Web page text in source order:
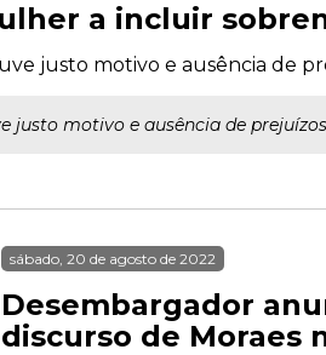
a incluir
justo motivo e ausência de
justo motivo e ausência de
sábado, 20 de agosto de 2022
Desembargador
discurso de Moraes